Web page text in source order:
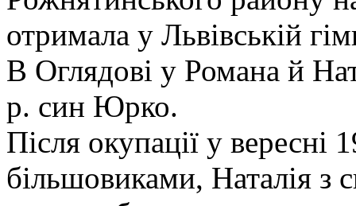
отримала у Львівській
В Оглядові у Романа й
р. син Юрко.
Після окупації у вересні
більшовиками, Наталія